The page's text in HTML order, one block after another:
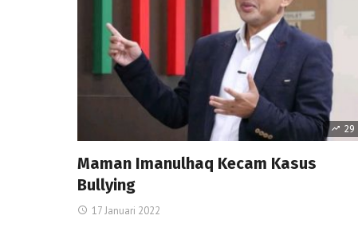
29
Maman Imanulhaq Kecam Kasus
Bullying
17 Januari 2022